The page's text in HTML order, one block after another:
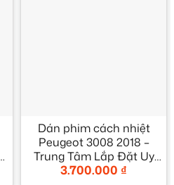
Dán phim cách nhiệt
Peugeot 3008 2018 –
Trung Tâm Lắp Đặt Uy
Tín TPHCM
3.700.000 ₫